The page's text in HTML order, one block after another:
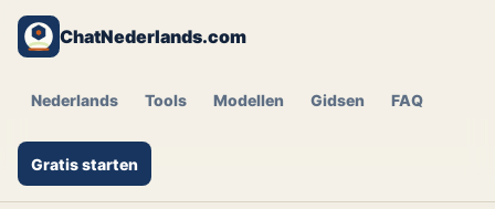
ChatNederlands.com
Nederlands Tools Modellen Gidsen FAQ
Gratis starten